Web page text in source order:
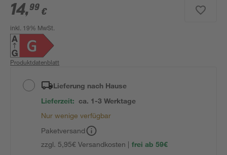
14,99 €
inkl. 19% MwSt.
Produktdatenblatt
Lieferung nach Hause
Lieferzeit: ca. 1-3 Werktage
Nur wenige verfügbar
Paketversand
zzgl. 5,95€ Versandkosten | frei ab 59€